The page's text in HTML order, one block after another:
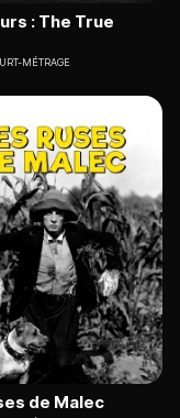
: The True
MÉTRAGE
de Malec